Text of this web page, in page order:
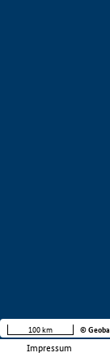
Impressum
100 km ©